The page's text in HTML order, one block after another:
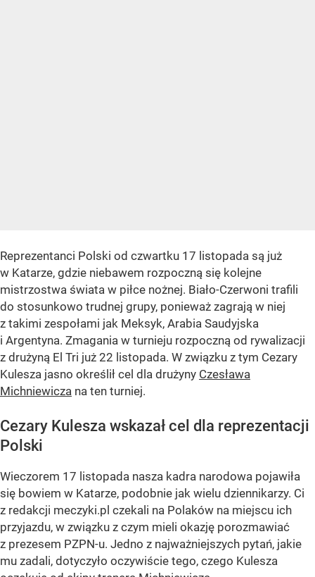
Reprezentanci Polski od czwartku 17 listopada są już
w Katarze, gdzie niebawem rozpoczną się kolejne
mistrzostwa świata w piłce nożnej. Biało-Czerwoni trafili
do stosunkowo trudnej grupy, ponieważ zagrają w niej
z takimi zespołami jak Meksyk, Arabia Saudyjska
i Argentyna. Zmagania w turnieju rozpoczną od rywalizacji
z drużyną El Tri już 22 listopada. W związku z tym Cezary
Kulesza jasno określił cel dla drużyny Czesława
Michniewicza na ten turniej.
Cezary Kulesza wskazał cel dla reprezentacji
Polski
Wieczorem 17 listopada nasza kadra narodowa pojawiła
się bowiem w Katarze, podobnie jak wielu dziennikarzy. Ci
z redakcji meczyki.pl czekali na Polaków na miejscu ich
przyjazdu, w związku z czym mieli okazję porozmawiać
z prezesem PZPN-u. Jedno z najważniejszych pytań, jakie
mu zadali, dotyczyło oczywiście tego, czego Kulesza